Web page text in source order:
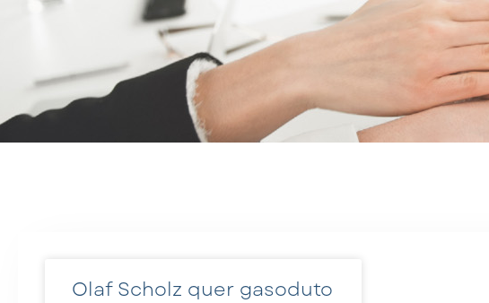
Olaf Scholz quer gasoduto